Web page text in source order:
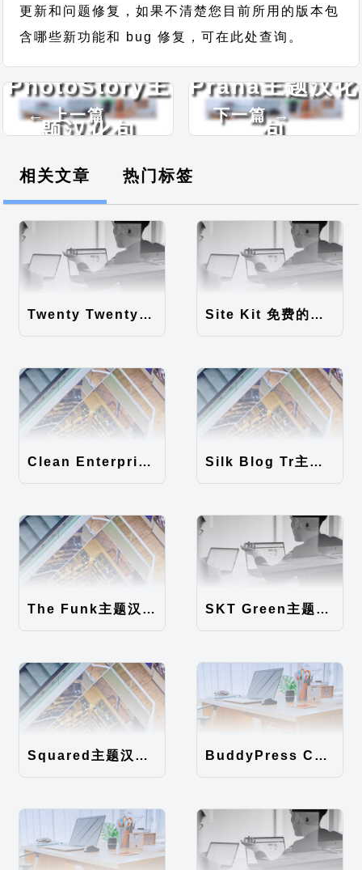
更新和问题修复，如果不清楚您目前所用的版本包
含哪些新功能和 bug 修复，可在此处查询。
← 上一篇
PhotoStory主
题汉化包
下一篇 →
Prana主题汉化
包
相关文章 热门标签
Twenty Twenty-Five 免费的WordPress内容主题 Site Kit 免费的WordPress数据统计插件
Clean Enterprise主题汉化包 Silk Blog Tr主题汉化包
The Funk主题汉化包 SKT Green主题汉化包
Squared主题汉化包 BuddyPress Colours主题汉化包